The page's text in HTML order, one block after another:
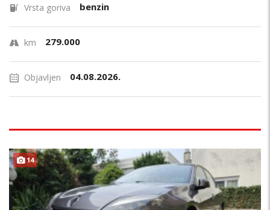
Vrsta goriva benzin
km 279.000
Objavljen 04.08.2026.
14